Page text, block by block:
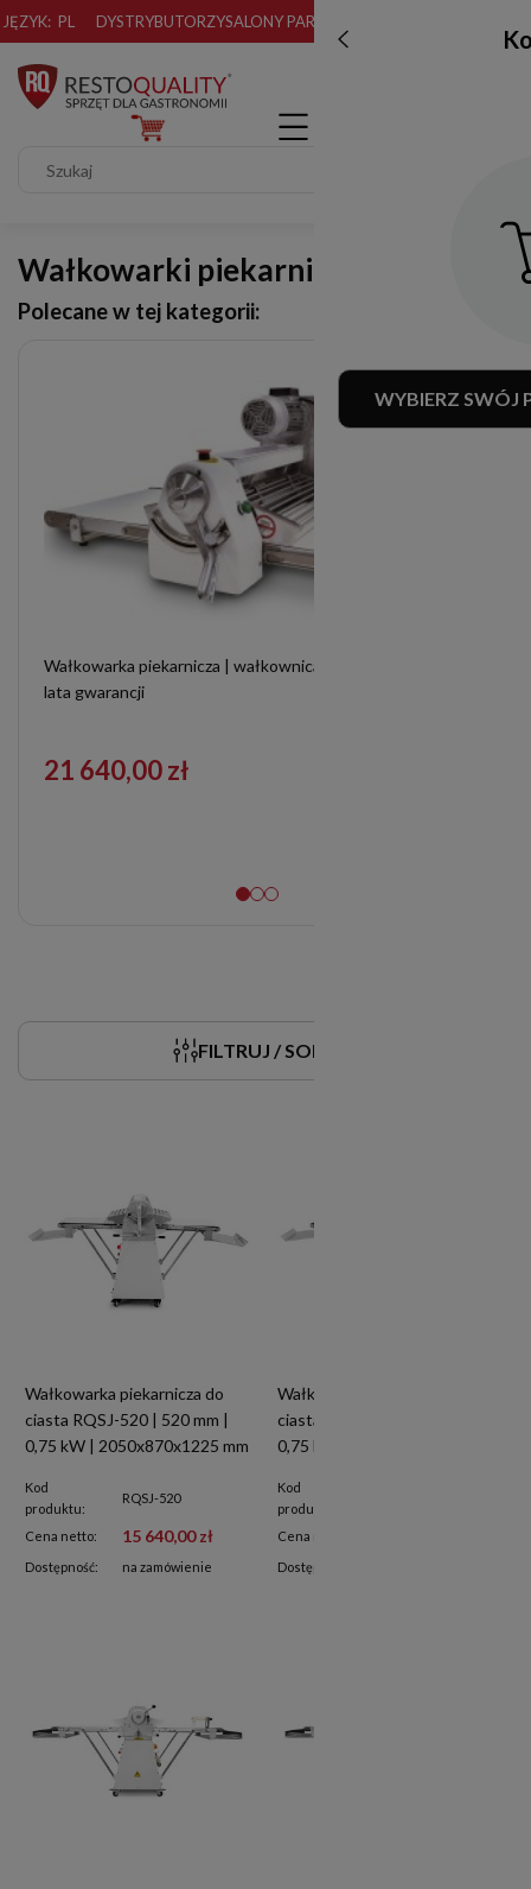
JĘZYK: PL DYSTRYBUTORZYSALONY PARTNERSKIE
WYBIERZ SWÓJ
Wałkowarki piekarnicze
Polecane w tej kategorii:
Wałkowarka piekarnicza | wałkownica do ciasta SM520S | 2
lata gwarancji
21 640,00 zł
FILTRUJ / SORTUJ
Wałkowarka piekarnicza do
ciasta RQSJ-520 | 520 mm |
0,75 kW | 2050x870x1225 mm
Kod
produktu:
RQSJ-520
Cena netto: 15 640,00 zł
Dostępność: na zamówienie
Wałkowarka piekarnicza do
ciasta RQSJ-380 | 380 mm |
0,75 kW | 1630x730x1225 mm
Kod
produktu:
Cena netto:
Dostępność: